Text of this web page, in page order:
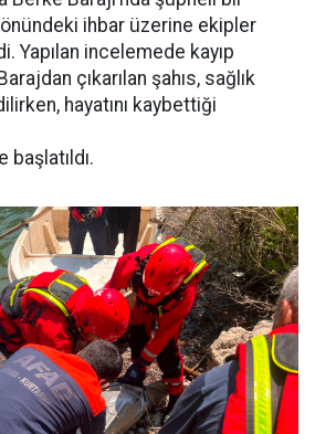
ihbar üzerine ekipler
Yapılan incelemede kayıp
çıkarılan şahıs, sağlık
hayatını kaybettiği
başlatıldı.